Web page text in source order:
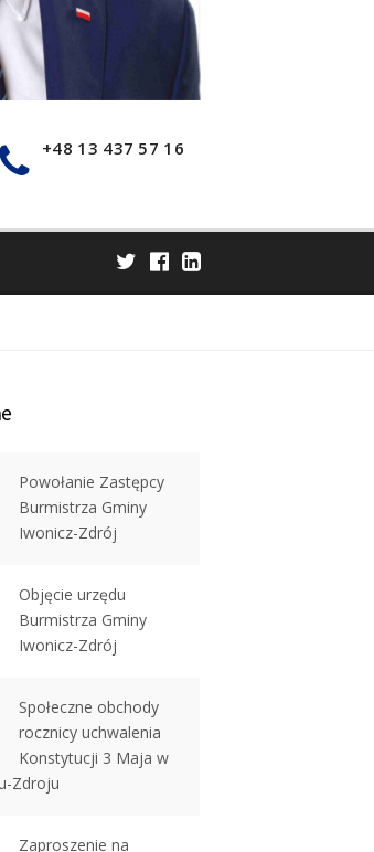
+48 13 437 57 16
Powołanie Zastępcy
Burmistrza Gminy
Iwonicz-Zdrój
Objęcie urzędu
Burmistrza Gminy
Iwonicz-Zdrój
Społeczne obchody
rocznicy uchwalenia
Konstytucji 3 Maja w
Zdroju
Zaproszenie na